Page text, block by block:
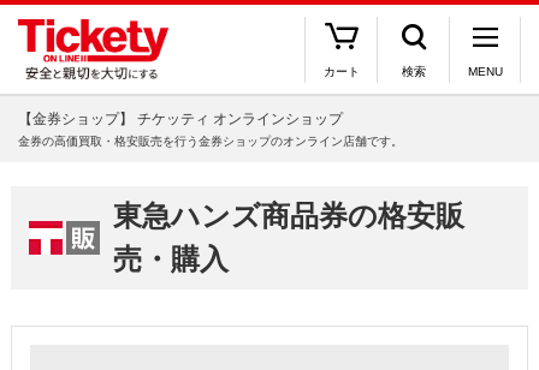
カート 検索 MENU
【金券ショップ】 チケッティ オンラインショップ
金券の高価買取・格安販売を行う金券ショップのオンライン店舗です。
東急ハンズ商品券の格安販
売・購入